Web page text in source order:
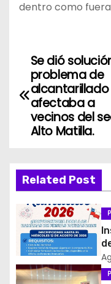
dentro como fuera
N
a
g
a
c
i
ó
Se dió
problema de
afectaba a
vecinos del
Alto Matilla.
Related Post